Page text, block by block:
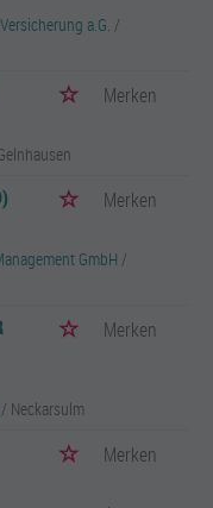
a.G. /
Merken
Merken
GmbH /
Merken
/ Neckarsulm
Merken